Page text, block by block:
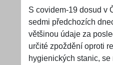
S covidem-19 dosud v
sedmi předchozích
většinou údaje za
určité zpoždění oproti
hygienických stanic,